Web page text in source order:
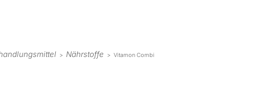
> Nährstoffe > Vitamon Combi